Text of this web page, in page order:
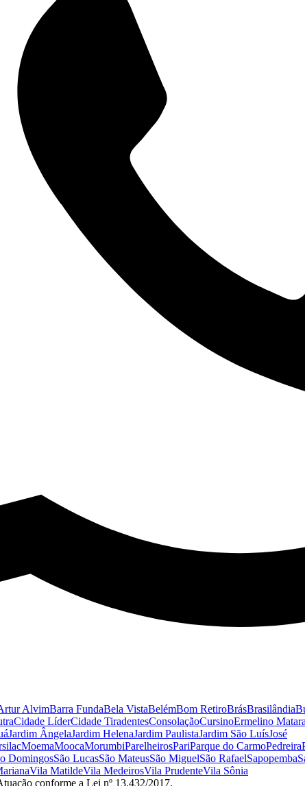
AlvimBarra FundaBela VistaBelémBom RetiroBrásBrasilândia
Cidade LíderCidade TiradentesConsolaçãoCursinoErmelino
Jardim ÂngelaJardim HelenaJardim PaulistaJardim São LuísJosé
MoemaMoocaMorumbiParelheirosPariParque do CarmoPedreira
DomingosSão LucasSão MateusSão MiguelSão RafaelSapopemba
Vila MatildeVila MedeirosVila PrudenteVila Sônia
conforme a Lei nº 13.432/2017.